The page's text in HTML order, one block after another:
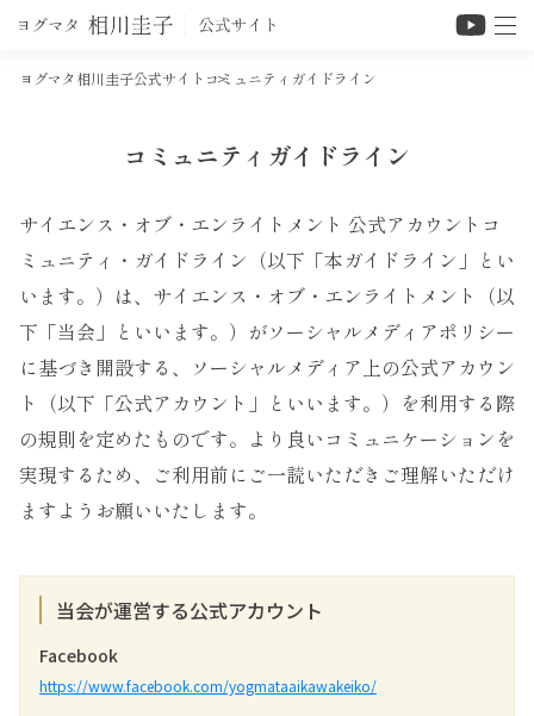
ヨグマタ相川圭子公式サイト コミュニティガイドライン
コミュニティガイドライン
サイエンス・オブ・エンライトメント 公式アカウントコ
ミュニティ・ガイドライン（以下「本ガイドライン」とい
います。）は、サイエンス・オブ・エンライトメント（以
下「当会」といいます。）がソーシャルメディアポリシー
に基づき開設する、ソーシャルメディア上の公式アカウン
ト（以下「公式アカウント」といいます。）を利用する際
の規則を定めたものです。より良いコミュニケーションを
実現するため、ご利用前にご一読いただきご理解いただけ
ますようお願いいたします。
当会が運営する公式アカウント
Facebook
https://www.facebook.com/yogmataaikawakeiko/